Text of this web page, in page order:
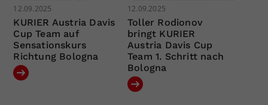
12.09.2025
KURIER Austria Davis
Cup Team auf
Sensationskurs
Richtung Bologna
12.09.2025
Toller Rodionov
bringt KURIER
Austria Davis Cup
Team 1. Schritt nach
Bologna